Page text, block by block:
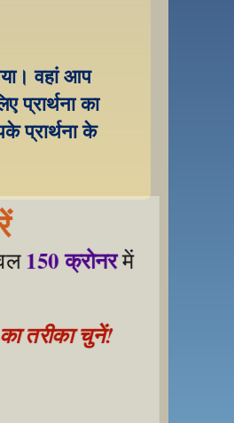
वहां आप
प्रार्थना का
प्रार्थना के
150 क्रोनर में
तरीका चुनें!
samarthan ke liye!